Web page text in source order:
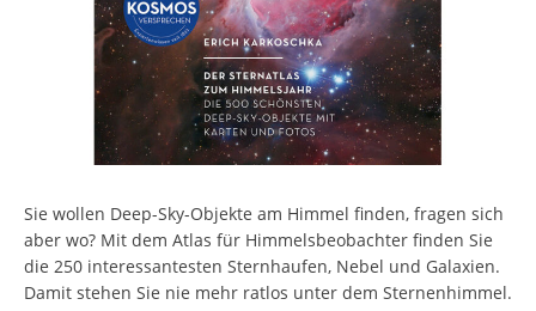
Sie wollen Deep-Sky-Objekte am Himmel finden, fragen sich
aber wo? Mit dem Atlas für Himmelsbeobachter finden Sie
die 250 interessantesten Sternhaufen, Nebel und Galaxien.
Damit stehen Sie nie mehr ratlos unter dem Sternenhimmel.